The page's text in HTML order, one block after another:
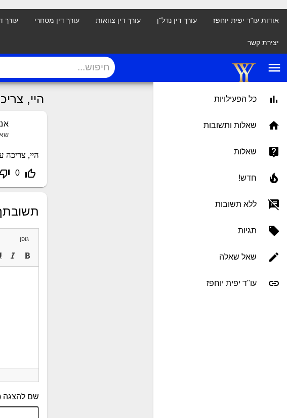
אודות עו"ד יפית יוחפז עורך דין נדל"ן עורך דין צוואות עורך דין מסחרי עורך
יצירת קשר
menu
כל הפעילויות
שאלות ותשובות
שאלות
חדש!
ללא תשובות
תגיות
שאל שאלה
עו"ד יפית יוחפז
היי,
היי, צריכה
thumb_up_off_alt
0
thumb_down_off_alt
גופן
שם להצגה